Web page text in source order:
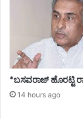
*ಬಸವರಾಜ್ ಹೊರಟ್ಟಿ
14 hours ago